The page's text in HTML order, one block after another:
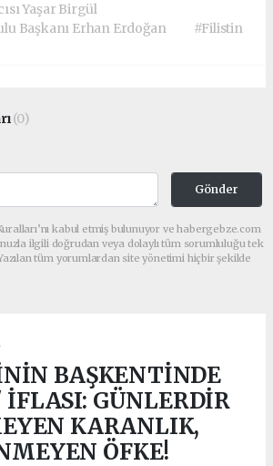
Yaşar Birgül
Başkanı Erhan Erdoğan
#Filistin
(0)
Gönder
kabul etmiş bulunuyor ve habergebze.com
ilgili doğrudan veya dolaylı tüm sorumluluğu tek
tüm yorumlardan site yönetimi hiçbir şekilde
BAŞKENTİNDE
İFLASI: GÜNLERDİR
KARANLIK,
ÖFKE!